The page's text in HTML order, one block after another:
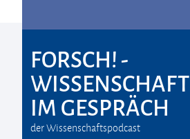
FORSCH! -
WISSENSCHAFT
IM GESPRÄCH
der Wissenschaftspodcast